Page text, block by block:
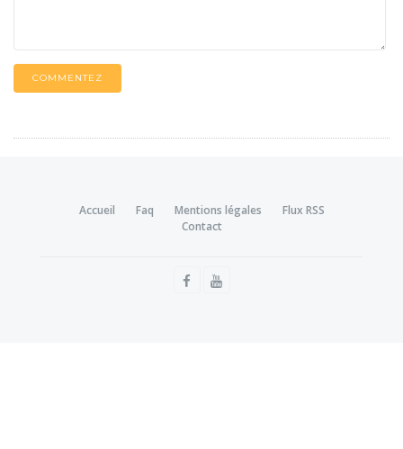
COMMENTEZ
Accueil Faq Mentions légales
Flux RSS
Contact